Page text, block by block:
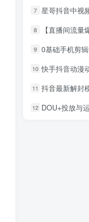
7 星哥抖音中视频计划：单
8 【直播间流量爆破】带
9 0基础手机剪辑赚钱
10 快手抖音动漫
11 抖音最新解封模板与
12 DOU+投放与